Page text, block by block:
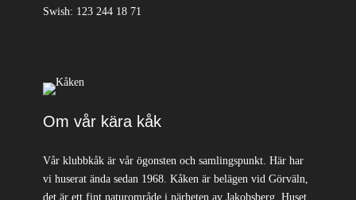
Swish: 123 244 18 71
Om vår kära kåk
Vår klubbkåk är vår ögonsten och samlingspunkt. Här har
vi huserat ända sedan 1968. Kåken är belägen vid Görväln,
det är ett fint naturområde i närheten av Jakobsberg. Huset